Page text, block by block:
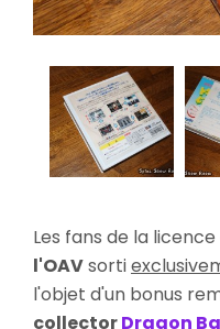
Les fans de la
l'OAVsorti
l'objet d'un bonus
collectorDragon